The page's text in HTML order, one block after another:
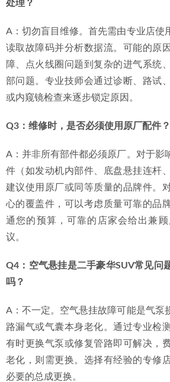
处理？
A：切勿盲目维修。首先需由专业店使
读取故障码并分析数据流。可能的原
障、点火线圈问题到复杂的进气系统
部问题。专业技师会通过诊断、路试
或内窥镜检查来逐步锁定原因。
Q3：维修时，是否必须使用原厂配件
A：并非所有部件都必须原厂。对于影
件（如发动机内部件、底盘悬挂连杆
建议使用原厂或同等质量的品牌件。
心的覆盖件，可以考虑质量可靠的品
通您的预算，可靠的店家会给出兼
议。
Q4：空气悬挂是二手豪华SUV常见问
吗？
A：不一定。空气悬挂故障可能是气泵
路漏气或气囊本身老化。通过专业检
有时更换气泵或修复管路即可解决，
老化，则需更换。选择有经验的专修
必要的总成更换。